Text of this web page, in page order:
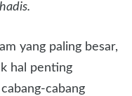
yang paling besar,
hal penting
cabang